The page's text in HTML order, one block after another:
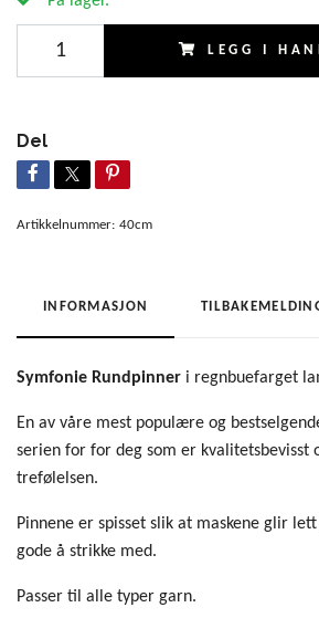
LEGG I
Del
Artikkelnummer: 40cm
INFORMASJON
Symfonie Rundpinner i regnbuefarget
En av våre mest populære og
serien for for deg som er kvalitetsbevisst
trefølelsen.
Pinnene er spisset slik at maskene glir
gode å strikke med.
Passer til alle typer garn.